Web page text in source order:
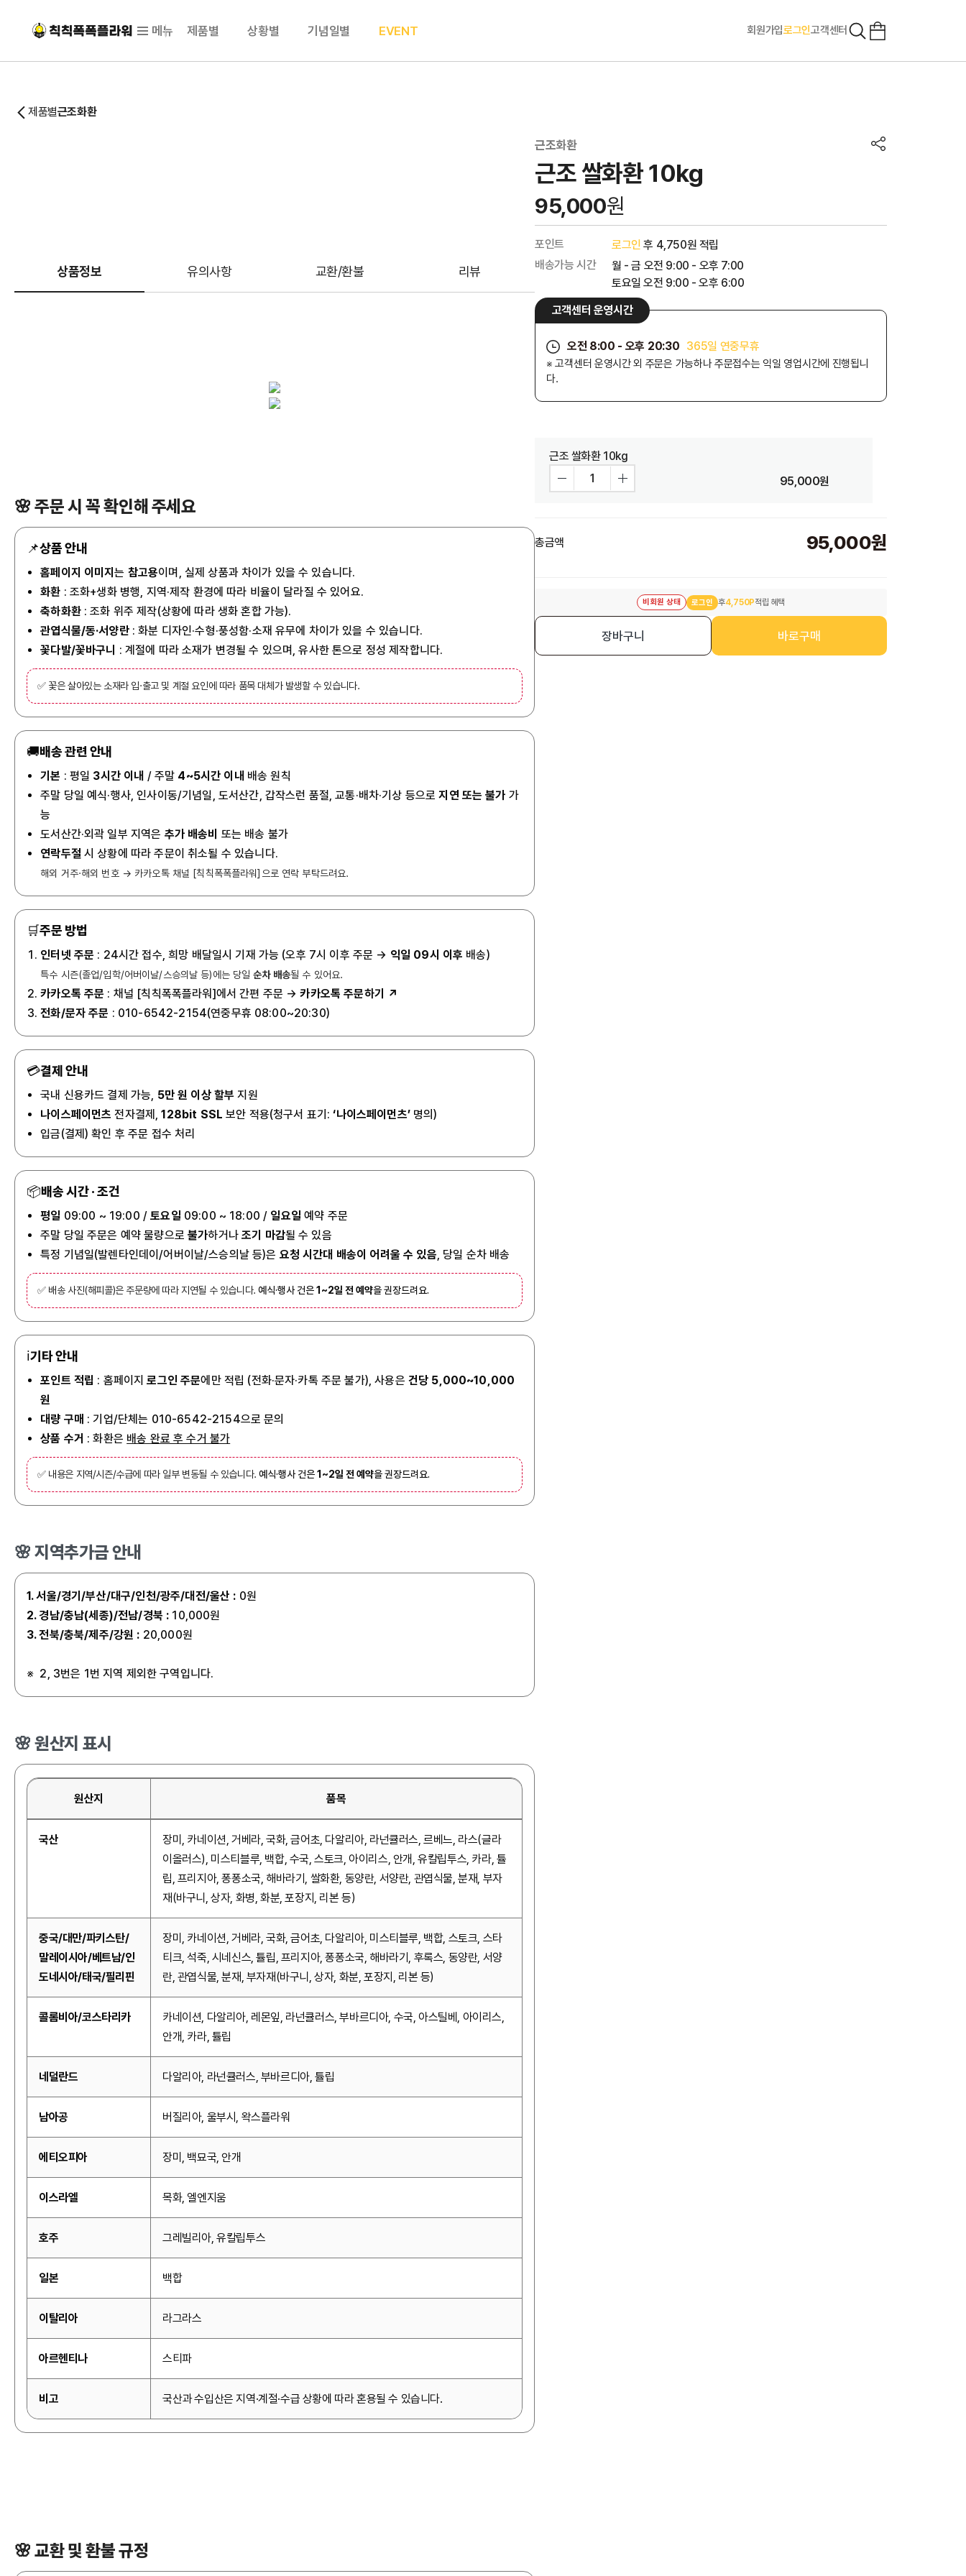
메뉴 제품별 상황별 기념일별 EVENT 회원가입로그인고객센터
제품별근조화환
상품정보 유의사항 교환/환불 리뷰
🌸 주문 시 꼭 확인해 주세요
📌상품 안내
홈페이지 이미지는 참고용이며, 실제 상품과 차이가 있을 수 있습니다.
화환 : 조화+생화 병행, 지역·제작 환경에 따라 비율이 달라질 수 있어요.
축하화환 : 조화 위주 제작(상황에 따라 생화 혼합 가능).
관엽식물/동·서양란 : 화분 디자인·수형·풍성함·소재 유무에 차이가 있을 수 있습니다.
꽃다발/꽃바구니 : 계절에 따라 소재가 변경될 수 있으며, 유사한 톤으로 정성 제작합니다.
✅ 꽃은 살아있는 소재라 입·출고 및 계절 요인에 따라 품목 대체가 발생할 수 있습니다.
🚚배송 관련 안내
기본 : 평일 3시간 이내 / 주말 4~5시간 이내 배송 원칙
주말 당일 예식·행사, 인사이동/기념일, 도서산간, 갑작스런 품절, 교통·배차·기상 등으로지연 또는 불가 가
능
도서산간·외곽 일부 지역은 추가 배송비 또는 배송 불가
연락두절 시 상황에 따라 주문이 취소될 수 있습니다.
해외 거주·해외 번호 → 카카오톡 채널 [칙칙폭폭플라워]으로 연락 부탁드려요.
🛒주문 방법
인터넷 주문 : 24시간 접수, 희망 배달일시 기재 가능 (오후 7시 이후 주문 → 익일 09시 이후 배송)
특수 시즌(졸업/입학/어버이날/스승의날 등)에는 당일순차 배송될 수 있어요.
카카오톡 주문 : 채널 [칙칙폭폭플라워]에서 간편 주문 →카카오톡 주문하기 ↗
전화/문자 주문 : 010-6542-2154(연중무휴 08:00~20:30)
💳결제 안내
국내 신용카드 결제 가능, 5만 원 이상 할부 지원
나이스페이먼츠 전자결제,128bit SSL 보안 적용(청구서 표기:‘나이스페이먼츠’명의)
입금(결제) 확인 후 주문 접수 처리
📦배송 시간 · 조건
평일 09:00 ~ 19:00 /토요일 09:00 ~ 18:00 / 일요일 예약 주문
주말 당일 주문은 예약 물량으로불가하거나조기 마감될 수 있음
특정 기념일(발렌타인데이/어버이날/스승의날 등)은 요청 시간대 배송이 어려울 수 있음, 당일 순차 배송
✅ 배송 사진(해피콜)은 주문량에 따라 지연될 수 있습니다.예식·행사 건은1~2일 전 예약을 권장드려요.
ℹ️기타 안내
포인트 적립 : 홈페이지로그인 주문에만 적립 (전화·문자·카톡 주문 불가), 사용은 건당 5,000~10,000
원
대량 구매 : 기업/단체는 010-6542-2154으로 문의
상품 수거 : 화환은 배송 완료 후 수거 불가
✅ 내용은 지역/시즌/수급에 따라 일부 변동될 수 있습니다.예식·행사 건은1~2일 전 예약을 권장드려요.
🌸 지역추가금 안내
1. 서울/경기/부산/대구/인천/광주/대전/울산 : 0원
2. 경남/충남(세종)/전남/경북 : 10,000원
3. 전북/충북/제주/강원 : 20,000원
※ 2, 3번은 1번 지역 제외한 구역입니다.
🌸 원산지 표시
원산지 품목
국산
장미, 카네이션, 거베라, 국화, 금어초, 다알리아, 라넌큘러스, 르베느, 라스(글라
이올러스), 미스티블루, 백합, 수국, 스토크, 아이리스, 안개, 유칼립투스, 카라, 튤
립, 프리지아, 퐁퐁소국, 해바라기, 쌀화환, 동양란, 서양란, 관엽식물, 분재, 부자
재(바구니, 상자, 화병, 화분, 포장지, 리본 등)
중국/대만/파키스탄/
말레이시아/베트남/인
도네시아/태국/필리핀
장미, 카네이션, 거베라, 국화, 금어초, 다알리아, 미스티블루, 백합, 스토크, 스타
티크, 석죽, 시네신스, 튤립, 프리지아, 퐁퐁소국, 해바라기, 후록스, 동양란, 서양
란, 관엽식물, 분재, 부자재(바구니, 상자, 화분, 포장지, 리본 등)
콜롬비아/코스타리카
카네이션, 다알리아, 레몬잎, 라넌큘러스, 부바르디아, 수국, 아스틸베, 아이리스,
안개, 카라, 튤립
네덜란드 다알리아, 라넌큘러스, 부바르디아, 튤립
남아공 버질리아, 울부시, 왁스플라워
에티오피아 장미, 백묘국, 안개
이스라엘 목화, 엘엔지움
호주 그레빌리아, 유칼립투스
일본 백합
이탈리아 라그라스
아르헨티나 스티파
비고 국산과 수입산은 지역·계절·수급 상황에 따라 혼용될 수 있습니다.
🌸 교환 및 환불 규정
근조화환
근조 쌀화환 10kg
95,000원
포인트 로그인 후 4,750원 적립
배송가능 시간
월 - 금 오전 9:00 - 오후 7:00
토요일 오전 9:00 - 오후 6:00
고객센터 운영시간
오전 8:00 - 오후 20:30 365일 연중무휴
※ 고객센터 운영시간 외 주문은 가능하나 주문접수는 익일 영업시간에 진행됩니
다.
근조 쌀화환 10kg
95,000원
총금액 95,000원
비회원 상태 로그인 후4,750P적립 혜택
장바구니 바로구매